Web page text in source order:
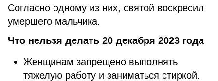
Согласно одному из них, святой воскресил
умершего мальчика.
Что нельзя делать 20 декабря 2023 года
Женщинам запрещено выполнять
тяжелую работу и заниматься стиркой.